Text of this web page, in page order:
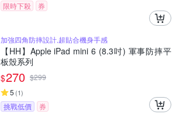
限時下殺
券
加強四角防摔設計,超貼合機身手感
【HH】Apple iPad mini 6 (8.3吋) 軍事防摔平
板殼系列
$270 $299
5 (1)
挑戰低價 券